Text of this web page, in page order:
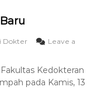
Dokter
Leave a
Kedokteran
pada Kamis, 13